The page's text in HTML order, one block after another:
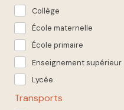
Collège
École maternelle
École primaire
Enseignement supérieur
Lycée
Transports